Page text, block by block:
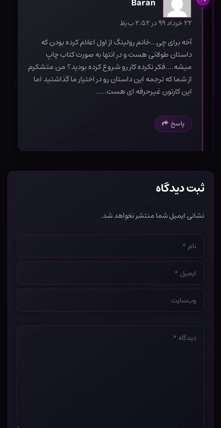
Baran
۲۲ خرداد ۹۹ در ۲:۵۲ ب٫ظ
آخه برای چی…خانم رولینگ از اول اعلام کرده بودن که
داستان طولانی هست و در انتها به صورت کتاب چاپ
میشه….فکر نکرده کار رو شروع کرده بودید؟ من متشکرم
از شما که ترجمه این داستان رو در اختیار ما گذاشتید اما
این کارتون غیرحرفه ای هست…..
پاسخ
ثبت دیدگاه
نشانی ایمیل شما منتشر نخواهد شد.
نام
*
ایمیل
*
وب‌سایت
*
دیدگاه